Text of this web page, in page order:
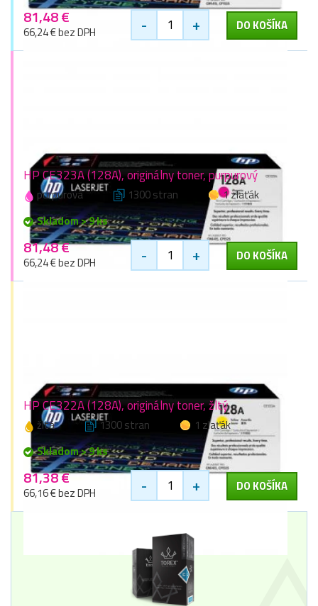
81,48 €
66,24 € bez DPH - + DO KOŠÍKA
HP CE323A (128A), originálny toner, purpurový
purpurová 1300 stran
1 zlaťák
Skladom > 9 ks
81,48 €
66,24 € bez DPH - + DO KOŠÍKA
HP CE322A (128A), originálny toner, žltý
žltá 1300 stran
1 zlaťák
Skladom > 9 ks
81,38 €
66,16 € bez DPH - + DO KOŠÍKA